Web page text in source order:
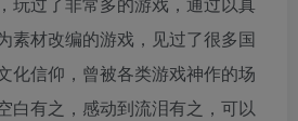
素材改编的游戏，见过了很多国
化信仰，曾被各类游戏神作的场
白有之，感动到流泪有之，可以